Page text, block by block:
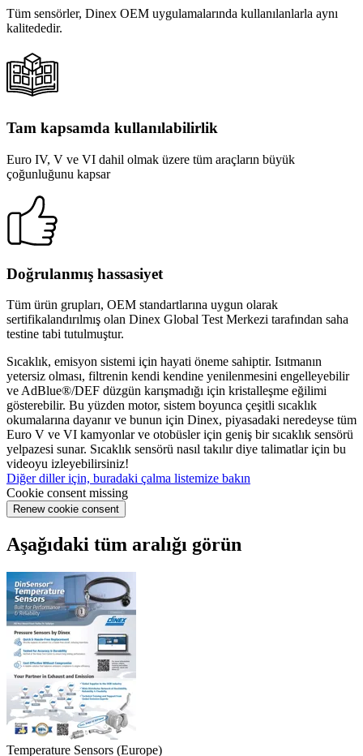
Tüm sensörler, Dinex OEM uygulamalarında kullanılanlarla aynı
kalitededir.
Tam kapsamda kullanılabilirlik
Euro IV, V ve VI dahil olmak üzere tüm araçların büyük
çoğunluğunu kapsar
Doğrulanmış hassasiyet
Tüm ürün grupları, OEM standartlarına uygun olarak
sertifikalandırılmış olan Dinex Global Test Merkezi tarafından saha
testine tabi tutulmuştur.
Sıcaklık, emisyon sistemi için hayati öneme sahiptir. Isıtmanın
yetersiz olması, filtrenin kendi kendine yenilenmesini engelleyebilir
ve AdBlue®/DEF düzgün karışmadığı için kristalleşme eğilimi
gösterebilir. Bu yüzden motor, sistem boyunca çeşitli sıcaklık
okumalarına dayanır ve bunun için Dinex, piyasadaki neredeyse tüm
Euro V ve VI kamyonlar ve otobüsler için geniş bir sıcaklık sensörü
yelpazesi sunar. Sıcaklık sensörü nasıl takılır diye talimatlar için bu
videoyu izleyebilirsiniz!
Diğer diller için, buradaki çalma listemize bakın
Cookie consent missing
Renew cookie consent
Aşağıdaki tüm aralığı görün
Temperature Sensors (Europe)